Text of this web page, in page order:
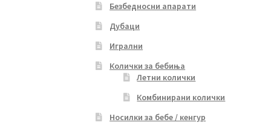
Безбедносни апарати
Дубаци
Игрални
Колички за бебиња
Летни колички
Комбинирани колички
Носилки за бебе / кенгур